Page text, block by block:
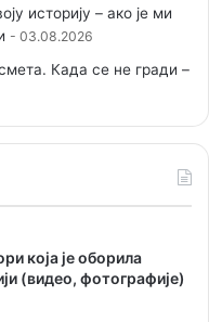
историју – ако је ми
03.08.2026
Када се не гради –
која је оборила
(видео, фотографије)